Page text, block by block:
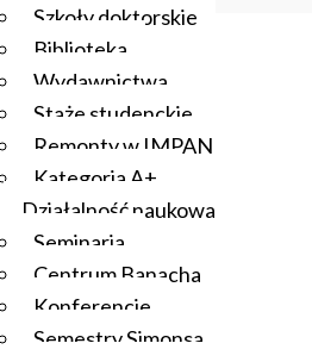
Szkoły doktorskie
Biblioteka
Wydawnictwa
Staże studenckie
Remonty w IMPAN
Kategoria A+
Działalność naukowa
Seminaria
Centrum Banacha
Konferencje
Semestry Simonsa